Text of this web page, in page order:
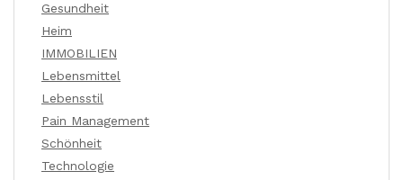
Gesundheit
Heim
IMMOBILIEN
Lebensmittel
Lebensstil
Pain Management
Schönheit
Technologie